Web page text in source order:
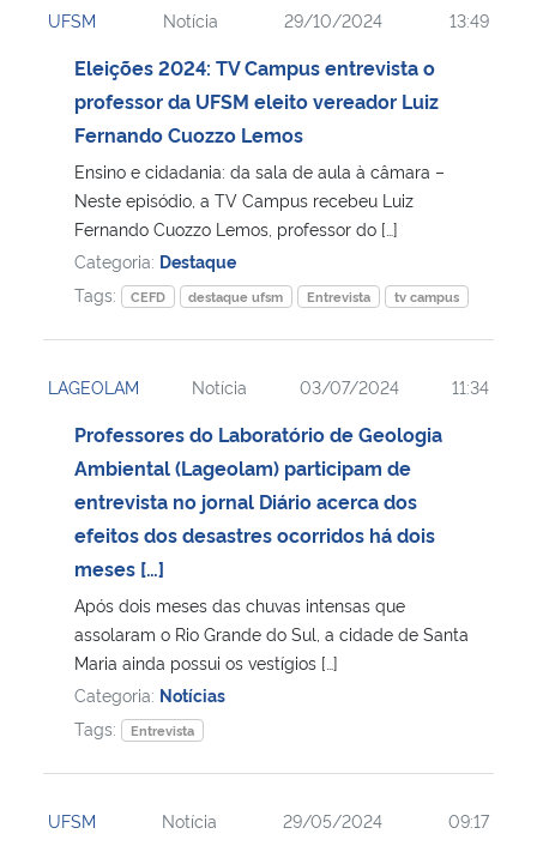
Ministério da Cidadania
Ministério da Saúde
Ministério de Minas e Energia
Ministério da Ciência, Tecnologia, Inovações e Comunicações
Ministério do Meio Ambiente
Ministério do Turismo
Ministério do Desenvolvimento Regional
Controladoria-Geral da União
Ministério da Mulher, da Família e dos Direitos Humanos
Secretaria de Governo
Gabinete de Segurança Institucional
UFSM Notícia 29/10/2024 13:49
Eleições 2024: TV Campus entrevista o
professor da UFSM eleito vereador Luiz
Fernando Cuozzo Lemos
Ensino e cidadania: da sala de aula à câmara –
Neste episódio, a TV Campus recebeu Luiz
Fernando Cuozzo Lemos, professor do […]
Categoria: Destaque
Tags:
CEFD destaque ufsm Entrevista tv campus
LAGEOLAM Notícia 03/07/2024 11:34
Professores do Laboratório de Geologia
Ambiental (Lageolam) participam de
entrevista no jornal Diário acerca dos
efeitos dos desastres ocorridos há dois
meses […]
Após dois meses das chuvas intensas que
assolaram o Rio Grande do Sul, a cidade de Santa
Maria ainda possui os vestígios […]
Categoria: Notícias
Tags:
Entrevista
UFSM Notícia 29/05/2024 09:17